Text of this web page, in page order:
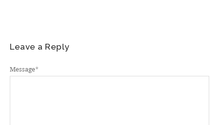
Leave a Reply
Message*